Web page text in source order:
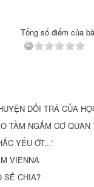
Tổng số điểm của
DỐI TRÁ CỦA
TẦM NGẮM CƠ QUAN
YẾU ỚT...”
VIENNA
SẺ CHIA?